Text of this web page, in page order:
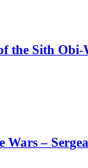
the Sith
Wars –